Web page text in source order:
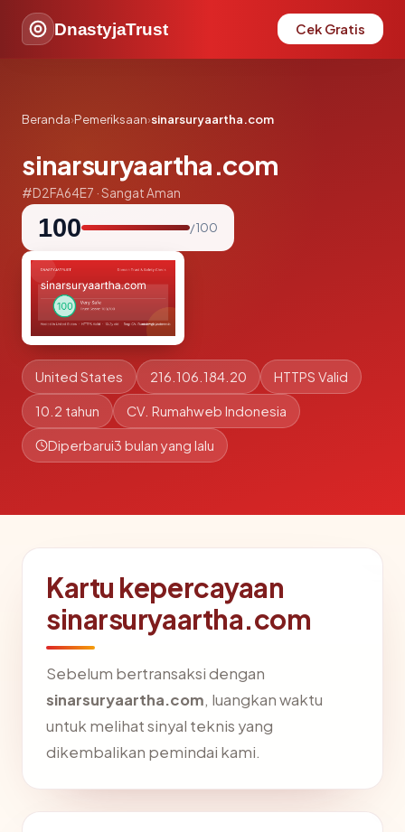
DnastyjaTrust Cek Gratis
Beranda›Pemeriksaan›sinarsuryaartha.com
sinarsuryaartha.com
#D2FA64E7 · Sangat Aman
100 / 100
United States 216.106.184.20 HTTPS Valid
10.2 tahun CV. Rumahweb Indonesia
Diperbarui3 bulan yang lalu
Kartu kepercayaan
sinarsuryaartha.com
Sebelum bertransaksi dengan
sinarsuryaartha.com, luangkan waktu
untuk melihat sinyal teknis yang
dikembalikan pemindai kami.